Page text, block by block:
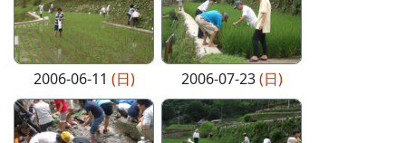
2006-06-11 (日) 2006-07-23(日)